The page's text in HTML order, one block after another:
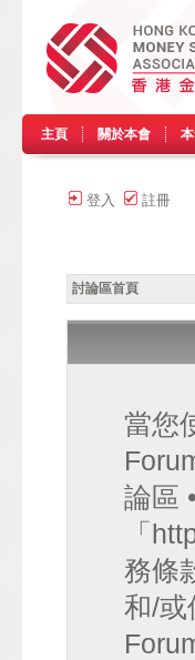
主頁 關於本會
登入 註冊
討論區首頁
當您
論區
「
務條
和/或